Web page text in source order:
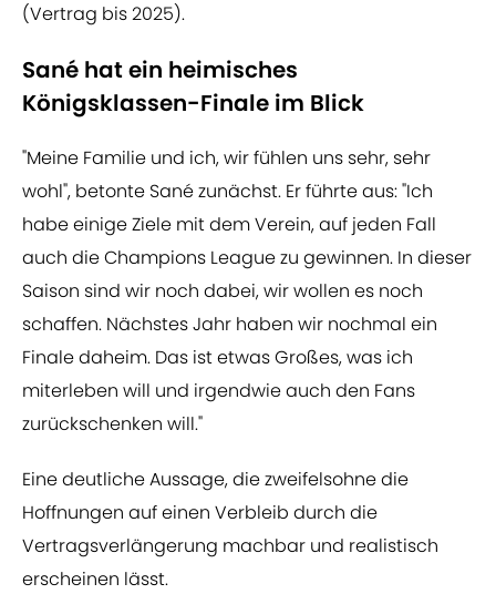
(Vertrag bis 2025).
Sané hat ein heimisches
Königsklassen-Finale im Blick
"Meine Familie und ich, wir fühlen uns sehr, sehr
wohl", betonte Sané zunächst. Er führte aus: "Ich
habe einige Ziele mit dem Verein, auf jeden Fall
auch die Champions League zu gewinnen. In dieser
Saison sind wir noch dabei, wir wollen es noch
schaffen. Nächstes Jahr haben wir nochmal ein
Finale daheim. Das ist etwas Großes, was ich
miterleben will und irgendwie auch den Fans
zurückschenken will."
Eine deutliche Aussage, die zweifelsohne die
Hoffnungen auf einen Verbleib durch die
Vertragsverlängerung machbar und realistisch
erscheinen lässt.